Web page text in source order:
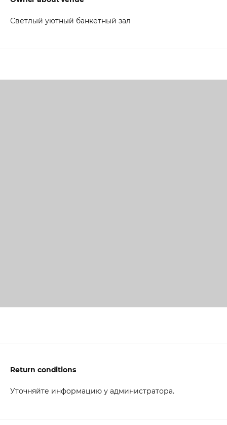
Светлый уютный банкетный зал
Return conditions
Уточняйте информацию у администратора.